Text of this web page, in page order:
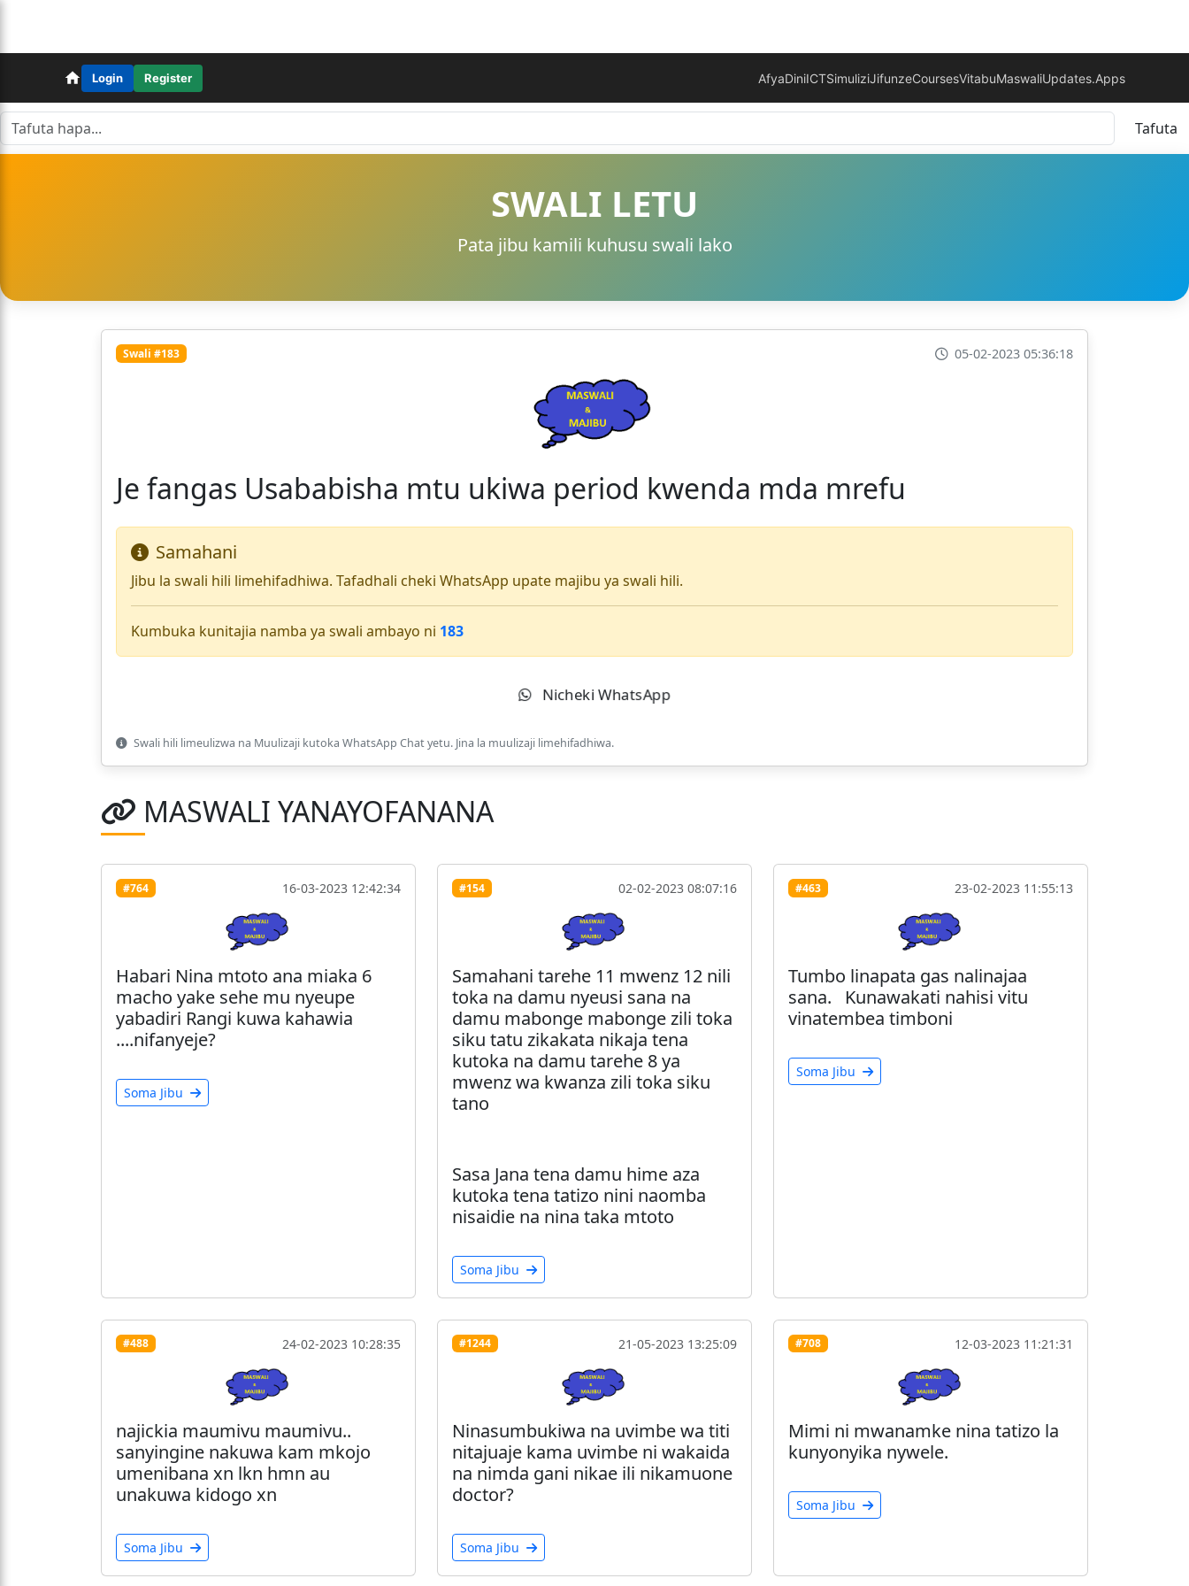
Login Register AfyaDiniICTSimuliziJifunzeCoursesVitabuMaswaliUpdates.Apps
Tafuta
SWALI LETU
Pata jibu kamili kuhusu swali lako
Swali #183 05-02-2023 05:36:18
Je fangas Usababisha mtu ukiwa period kwenda mda mrefu
Samahani
Jibu la swali hili limehifadhiwa. Tafadhali cheki WhatsApp upate majibu ya swali hili.
Kumbuka kunitajia namba ya swali ambayo ni 183
Nicheki WhatsApp
Swali hili limeulizwa na Muulizaji kutoka WhatsApp Chat yetu. Jina la muulizaji limehifadhiwa.
MASWALI YANAYOFANANA
#764 16-03-2023 12:42:34
Habari Nina mtoto ana miaka 6
macho yake sehe mu nyeupe
yabadiri Rangi kuwa kahawia
....nifanyeje?
Soma Jibu
#154 02-02-2023 08:07:16
Samahani tarehe 11 mwenz 12 nili
toka na damu nyeusi sana na
damu mabonge mabonge zili toka
siku tatu zikakata nikaja tena
kutoka na damu tarehe 8 ya
mwenz wa kwanza zili toka siku
tano
Sasa Jana tena damu hime aza
kutoka tena tatizo nini naomba
nisaidie na nina taka mtoto
Soma Jibu
#463 23-02-2023 11:55:13
Tumbo linapata gas nalinajaa
sana. Kunawakati nahisi vitu
vinatembea timboni
Soma Jibu
#488 24-02-2023 10:28:35
najickia maumivu maumivu..
sanyingine nakuwa kam mkojo
umenibana xn lkn hmn au
unakuwa kidogo xn
Soma Jibu
#1244 21-05-2023 13:25:09
Ninasumbukiwa na uvimbe wa titi
nitajuaje kama uvimbe ni wakaida
na nimda gani nikae ili nikamuone
doctor?
Soma Jibu
#708 12-03-2023 11:21:31
Mimi ni mwanamke nina tatizo la
kunyonyika nywele.
Soma Jibu